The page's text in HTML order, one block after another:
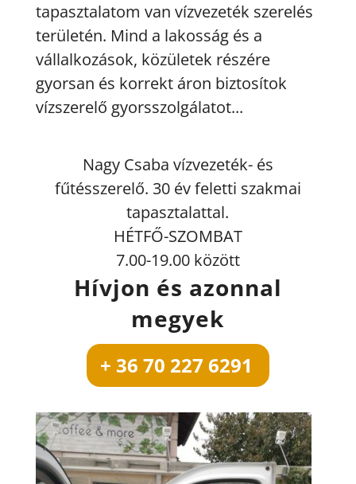
tapasztalatom van vízvezeték szerelés
területén. Mind a lakosság és a
vállalkozások, közületek részére
gyorsan és korrekt áron biztosítok
vízszerelő gyorsszolgálatot...
Nagy Csaba vízvezeték- és
fűtésszerelő. 30 év feletti szakmai
tapasztalattal.
HÉTFŐ-SZOMBAT
7.00-19.00 között
Hívjon és azonnal
megyek
+ 36 70 227 6291